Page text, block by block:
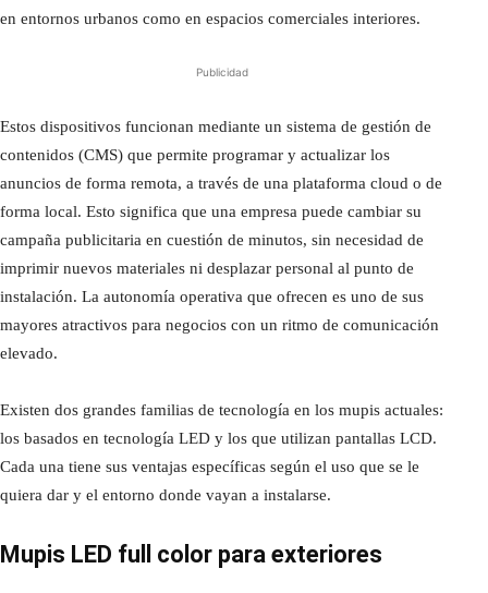
en entornos urbanos como en espacios comerciales interiores.
Publicidad
Estos dispositivos funcionan mediante un sistema de gestión de
contenidos (CMS) que permite programar y actualizar los
anuncios de forma remota, a través de una plataforma cloud o de
forma local. Esto significa que una empresa puede cambiar su
campaña publicitaria en cuestión de minutos, sin necesidad de
imprimir nuevos materiales ni desplazar personal al punto de
instalación. La autonomía operativa que ofrecen es uno de sus
mayores atractivos para negocios con un ritmo de comunicación
elevado.
Existen dos grandes familias de tecnología en los mupis actuales:
los basados en tecnología LED y los que utilizan pantallas LCD.
Cada una tiene sus ventajas específicas según el uso que se le
quiera dar y el entorno donde vayan a instalarse.
Mupis LED full color para exteriores